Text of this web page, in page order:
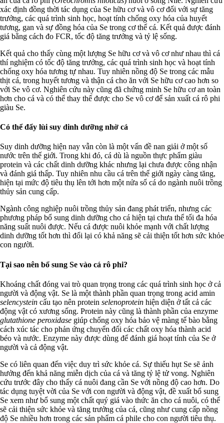
xác định đồng thời tác dụng của Se hữu cơ và vô cơ đối với sự tăng
trưởng, các quá trình sinh học, hoạt tính chống oxy hóa của huyết
tương, gan và sự đồng hóa của Se trong cơ thể cá. Kết quả được đánh
giá bằng cách đo FCR, tốc độ tăng trưởng và tỷ lệ sống.
Kết quả cho thấy cùng một lượng Se hữu cơ và vô cơ như nhau thì cá
thí nghiệm có tốc độ tăng trưởng, các quá trình sinh học và hoạt tính
chống oxy hóa tương tự nhau. Tuy nhiên nồng độ Se trong các mẫu
thịt cá, trong huyết tương và thận cá cho ăn với Se hữu cơ cao hơn so
với Se vô cơ. Nghiên cứu này cũng đã chứng minh Se hữu cơ an toàn
hơn cho cá và có thể thay thế được cho Se vô cơ để sản xuất cá rô phi
giàu Se.
Có thể đẩy lùi suy dinh dưỡng nhờ cá
Suy dinh dưỡng hiện nay vẫn còn là một vấn đề nan giải ở một số
nước trên thế giới. Trong khi đó, cá dù là nguồn thực phẩm giàu
protein và các chất dinh dưỡng khác nhưng lại chưa được công nhận
và đánh giá thấp. Tuy nhiên nhu cầu cá trên thế giới ngày càng tăng,
hiện tại mức độ tiêu thụ lên tới hơn một nửa số cá do ngành nuôi trồng
thủy sản cung cấp.
Ngành công nghiệp nuôi trồng thủy sản đang phát triển, nhưng các
phương pháp bổ sung dinh dưỡng cho cá hiện tại chưa thể tối đa hóa
năng suất nuôi được. Nếu cá được nuôi khỏe mạnh với chất lượng
dinh dưỡng tốt hơn thì đổi lại có khả năng sẽ cải thiện tốt hơn sức khỏe
con người.
Tại sao nên bổ sung Se vào cá rô phi?
Khoáng chất đóng vai trò quan trọng trong các quá trình sinh học ở cả
người và động vật. Se là một thành phần quan trọng trong acid amin
selencystein cấu tạo nên protein selenoprotein hiện diện ở tất cả các
động vật có xương sống. Protein này cũng là thành phần của enzyme
glutathione peroxidase giúp chống oxy hóa bảo vệ màng tế bào bằng
cách xúc tác cho phản ứng chuyển đổi các chất oxy hóa thành acid
béo và nước. Enzyme này được dùng để đánh giá hoạt tính của Se ở
người và cả động vật.
Se có liên quan đến việc duy trì sức khỏe cá. Sự thiếu hụt Se sẽ ảnh
hưởng đến khả năng miễn dịch của cá và tăng tỷ lệ tử vong. Nghiên
cứu trước đây cho thấy cá nuôi đang cần Se với nồng độ cao hơn. Do
tác dụng tuyệt vời của Se với con người và động vật, đề xuất bổ sung
Se xem như bổ sung một chất quý giá vào thức ăn cho cá nuôi, có thể
sẽ cải thiện sức khỏe và tăng trưởng của cá, cũng như cung cấp nồng
độ Se nhiều hơn trong các sản phẩm cá phile cho con người tiêu thụ.